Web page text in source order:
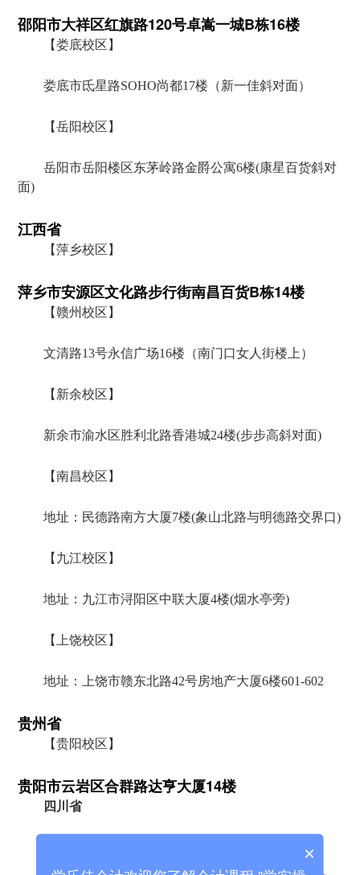
邵阳市大祥区红旗路120号卓嵩一城B栋16楼
【娄底校区】
娄底市氐星路SOHO尚都17楼（新一佳斜对面）
【岳阳校区】
岳阳市岳阳楼区东茅岭路金爵公寓6楼(康星百货斜对
面)
江西省
【萍乡校区】
萍乡市安源区文化路步行街南昌百货B栋14楼
【赣州校区】
文清路13号永信广场16楼（南门口女人街楼上）
【新余校区】
新余市渝水区胜利北路香港城24楼(步步高斜对面)
【南昌校区】
地址：民德路南方大厦7楼(象山北路与明德路交界口)
【九江校区】
地址：九江市浔阳区中联大厦4楼(烟水亭旁)
【上饶校区】
地址：上饶市赣东北路42号房地产大厦6楼601-602
贵州省
【贵阳校区】
贵阳市云岩区合群路达亨大厦14楼
四川省
×